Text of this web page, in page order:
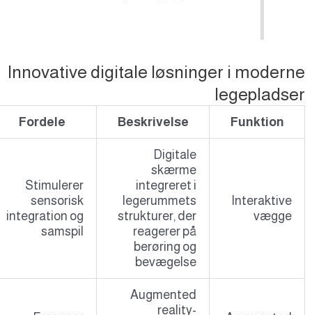
Innovative digitale løsninger i
Funktion
Beskrivelse
Fordele
Interaktive
vægge
Digitale
skærme
integreret i
legerummets
strukturer, der
reagerer på
berøring og
bevægelse
Stimulerer
sensorisk
integration og
samspil
Augmented
reality-